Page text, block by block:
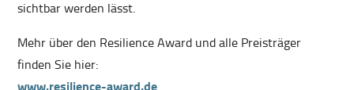
sichtbar werden lässt.
Mehr über den Resilience Award und alle Preisträger
finden Sie hier:
www.resilience-award.de